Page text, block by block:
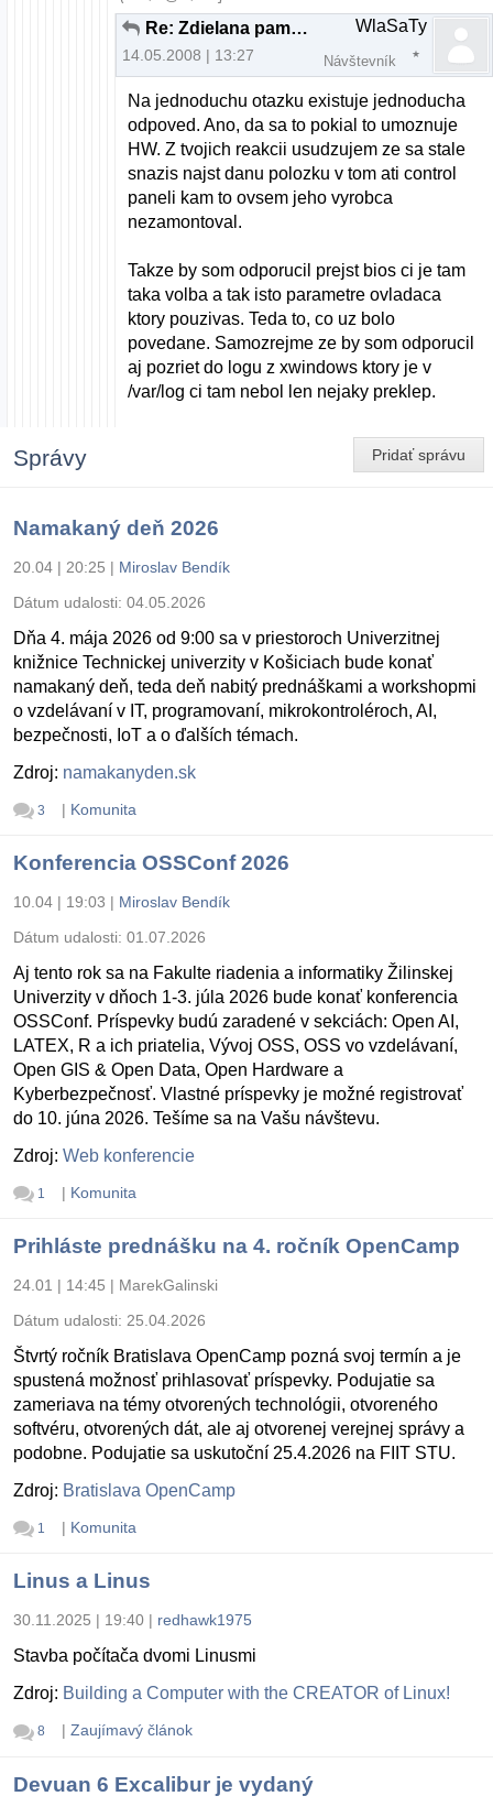
Re: Zdielana pamat na gk. ati
14.05.2008 | 13:27
WlaSaTy
Návštevník
Na jednoduchu otazku existuje jednoducha
odpoved. Ano, da sa to pokial to umoznuje
HW. Z tvojich reakcii usudzujem ze sa stale
snazis najst danu polozku v tom ati control
paneli kam to ovsem jeho vyrobca
nezamontoval.
Takze by som odporucil prejst bios ci je tam
taka volba a tak isto parametre ovladaca
ktory pouzivas. Teda to, co uz bolo
povedane. Samozrejme ze by som odporucil
aj pozriet do logu z xwindows ktory je v
/var/log ci tam nebol len nejaky preklep.
Pridať správu
Správy
Namakaný deň 2026
20.04 | 20:25 | Miroslav Bendík
Dátum udalosti: 04.05.2026
Dňa 4. mája 2026 od 9:00 sa v priestoroch Univerzitnej
knižnice Technickej univerzity v Košiciach bude konať
namakaný deň, teda deň nabitý prednáškami a workshopmi
o vzdelávaní v IT, programovaní, mikrokontroléroch, AI,
bezpečnosti, IoT a o ďalších témach.
Zdroj: namakanyden.sk
3 | Komunita
Konferencia OSSConf 2026
10.04 | 19:03 | Miroslav Bendík
Dátum udalosti: 01.07.2026
Aj tento rok sa na Fakulte riadenia a informatiky Žilinskej
Univerzity v dňoch 1-3. júla 2026 bude konať konferencia
OSSConf. Príspevky budú zaradené v sekciách: Open AI,
LATEX, R a ich priatelia, Vývoj OSS, OSS vo vzdelávaní,
Open GIS & Open Data, Open Hardware a
Kyberbezpečnosť. Vlastné príspevky je možné registrovať
do 10. júna 2026. Tešíme sa na Vašu návštevu.
Zdroj: Web konferencie
1 | Komunita
Prihláste prednášku na 4. ročník OpenCamp
24.01 | 14:45 | MarekGalinski
Dátum udalosti: 25.04.2026
Štvrtý ročník Bratislava OpenCamp pozná svoj termín a je
spustená možnosť prihlasovať príspevky. Podujatie sa
zameriava na témy otvorených technológii, otvoreného
softvéru, otvorených dát, ale aj otvorenej verejnej správy a
podobne. Podujatie sa uskutoční 25.4.2026 na FIIT STU.
Zdroj: Bratislava OpenCamp
1 | Komunita
Linus a Linus
30.11.2025 | 19:40 | redhawk1975
Stavba počítača dvomi Linusmi
Zdroj: Building a Computer with the CREATOR of Linux!
8 | Zaujímavý článok
Devuan 6 Excalibur je vydaný